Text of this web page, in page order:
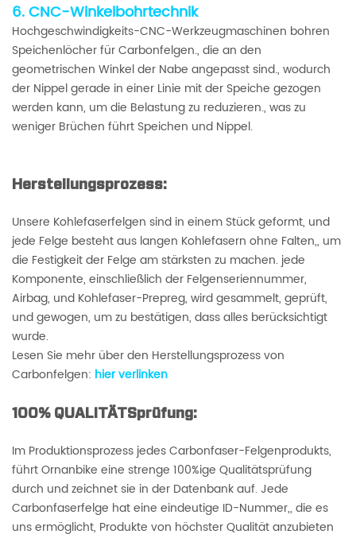
6. CNC-Winkelbohrtechnik
Hochgeschwindigkeits-CNC-Werkzeugmaschinen bohren
Speichenlöcher für Carbonfelgen., die an den
geometrischen Winkel der Nabe angepasst sind., wodurch
der Nippel gerade in einer Linie mit der Speiche gezogen
werden kann, um die Belastung zu reduzieren., was zu
weniger Brüchen führt Speichen und Nippel.
Herstellungsprozess:
Unsere Kohlefaserfelgen sind in einem Stück geformt, und
jede Felge besteht aus langen Kohlefasern ohne Falten,, um
die Festigkeit der Felge am stärksten zu machen. jede
Komponente, einschließlich der Felgenseriennummer,
Airbag, und Kohlefaser-Prepreg, wird gesammelt, geprüft,
und gewogen, um zu bestätigen, dass alles berücksichtigt
wurde.
Lesen Sie mehr über den Herstellungsprozess von
Carbonfelgen: hier verlinken
100% QUALITÄTSprüfung:
Im Produktionsprozess jedes Carbonfaser-Felgenprodukts,
führt Ornanbike eine strenge 100%ige Qualitätsprüfung
durch und zeichnet sie in der Datenbank auf. Jede
Carbonfaserfelge hat eine eindeutige ID-Nummer,, die es
uns ermöglicht, Produkte von höchster Qualität anzubieten